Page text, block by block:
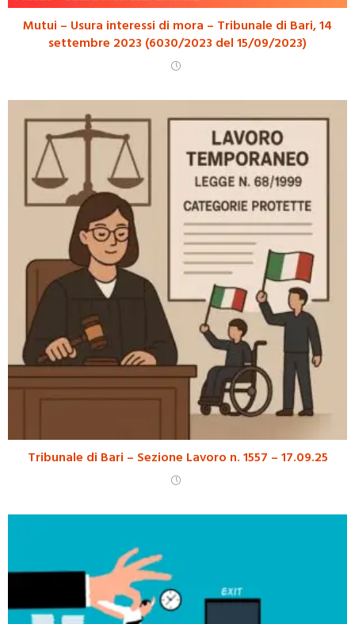
Mutui – Usura interessi di mora – Tribunale di Bari, 14
settembre 2023 (6030/2023 del 15/09/2023)
Tribunale di Bari – Sezione Lavoro n. 1557 – 17.09.25